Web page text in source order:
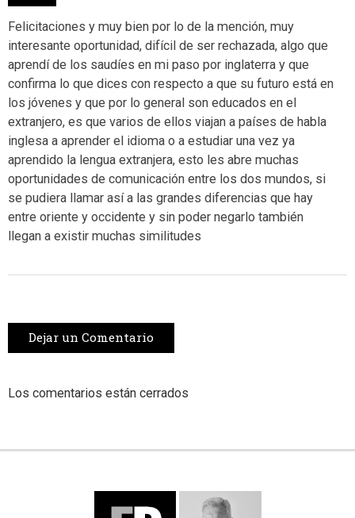
Felicitaciones y muy bien por lo de la mención, muy
interesante oportunidad, difícil de ser rechazada, algo que
aprendí de los saudíes en mi paso por inglaterra y que
confirma lo que dices con respecto a que su futuro está en
los jóvenes y que por lo general son educados en el
extranjero, es que varios de ellos viajan a países de habla
inglesa a aprender el idioma o a estudiar una vez ya
aprendido la lengua extranjera, esto les abre muchas
oportunidades de comunicación entre los dos mundos, si
se pudiera llamar así a las grandes diferencias que hay
entre oriente y occidente y sin poder negarlo también
llegan a existir muchas similitudes
Dejar un Comentario
Los comentarios están cerrados